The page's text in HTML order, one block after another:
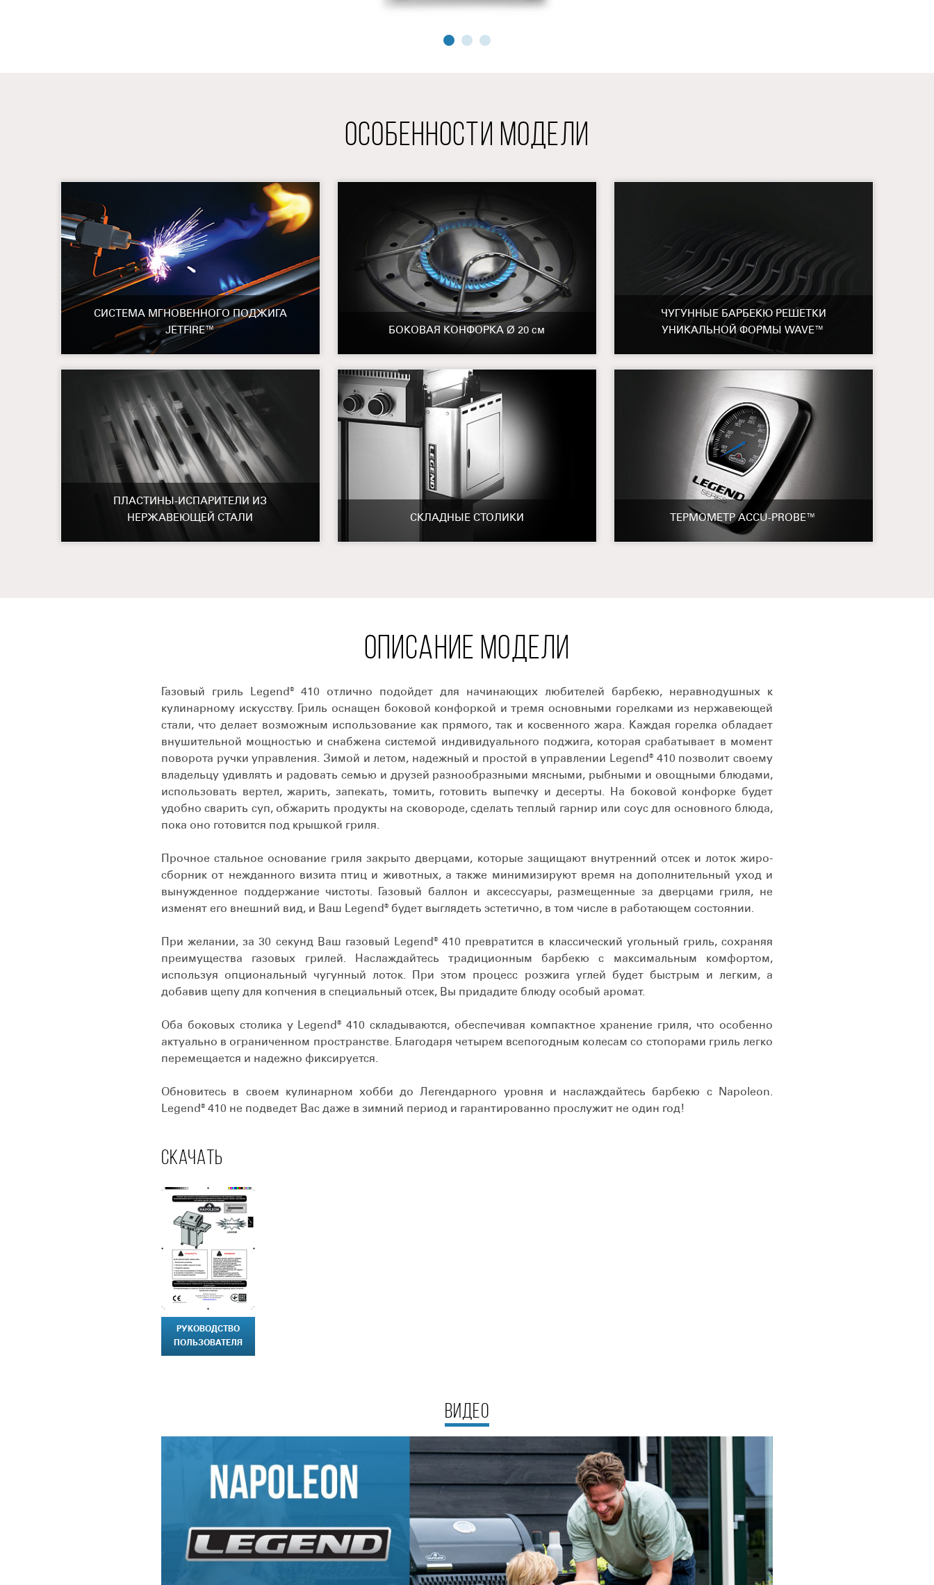
ОСОБЕННОСТИ МОДЕЛИ
СИСТЕМА МГНОВЕННОГО ПОДЖИГА
JETFIRE™
БОКОВАЯ КОНФОРКА Ø 20 см
ЧУГУННЫЕ БАРБЕКЮ РЕШЕТКИ
УНИКАЛЬНОЙ ФОРМЫ WAVE™
ПЛАСТИНЫ-ИСПАРИТЕЛИ ИЗ
НЕРЖАВЕЮЩЕЙ СТАЛИ
СКЛАДНЫЕ СТОЛИКИ ТЕРМОМЕТР ACCU-PROBE™
ОПИСАНИЕ МОДЕЛИ
Газовый гриль Legend® 410 отлично подойдет для начинающих любителей барбекю, неравнодушных к
кулинарному искусству. Гриль оснащен боковой конфоркой и тремя основными горелками из нержавеющей
стали, что делает возможным использование как прямого, так и косвенного жара. Каждая горелка обладает
внушительной мощностью и снабжена системой индивидуального поджига, которая срабатывает в момент
поворота ручки управления. Зимой и летом, надежный и простой в управлении Legend® 410 позволит своему
владельцу удивлять и радовать семью и друзей разнообразными мясными, рыбными и овощными блюдами,
использовать вертел, жарить, запекать, томить, готовить выпечку и десерты. На боковой конфорке будет
удобно сварить суп, обжарить продукты на сковороде, сделать теплый гарнир или соус для основного блюда,
пока оно готовится под крышкой гриля.
Прочное стальное основание гриля закрыто дверцами, которые защищают внутренний отсек и лоток жиро-
сборник от нежданного визита птиц и животных, а также минимизируют время на дополнительный уход и
вынужденное поддержание чистоты. Газовый баллон и аксессуары, размещенные за дверцами гриля, не
изменят его внешний вид, и Ваш Legend® будет выглядеть эстетично, в том числе в работающем состоянии.
При желании, за 30 секунд Ваш газовый Legend® 410 превратится в классический угольный гриль, сохраняя
преимущества газовых грилей. Наслаждайтесь традиционным барбекю с максимальным комфортом,
используя опциональный чугунный лоток. При этом процесс розжига углей будет быстрым и легким, а
добавив щепу для копчения в специальный отсек, Вы придадите блюду особый аромат.
Оба боковых столика у Legend® 410 складываются, обеспечивая компактное хранение гриля, что особенно
актуально в ограниченном пространстве. Благодаря четырем всепогодным колесам со стопорами гриль легко
перемещается и надежно фиксируется.
Обновитесь в своем кулинарном хобби до Легендарного уровня и наслаждайтесь барбекю с Napoleon.
Legend® 410 не подведет Вас даже в зимний период и гарантированно прослужит не один год!
СКАЧАТЬ
РУКОВОДСТВО
ПОЛЬЗОВАТЕЛЯ
ВИДЕО